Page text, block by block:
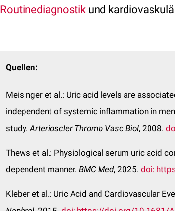
Routinediagnostik und
Quellen:
Meisinger et al.: Uric acid levels are
independent of systemic inflammation in
study. Arterioscler Thromb Vasc Biol, 2008.
Thews et al.: Physiological serum uric acid
dependent manner. BMC Med, 2025. doi:
Kleber et al.: Uric Acid and Cardiovascular